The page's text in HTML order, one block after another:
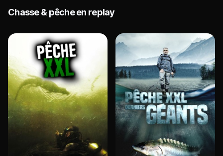
Chasse & pêche en replay